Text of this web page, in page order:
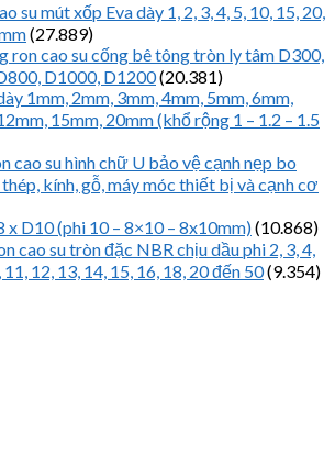
su mút xốp Eva dày 1, 2, 3, 4, 5, 10, 15, 20,
(27.889)
ron cao su cống bê tông tròn ly tâm D300,
D1000, D1200(20.381)
1mm, 2mm, 3mm, 4mm, 5mm, 6mm,
15mm, 20mm (khổ rộng 1 – 1.2 – 1.5
cao su hình chữ U bảo vệ cạnh nẹp bo
kính, gỗ, máy móc thiết bị và cạnh cơ
x D10 (phi 10 – 8×10 – 8x10mm)(10.868)
cao su tròn đặc NBR chịu dầu phi 2, 3, 4,
11, 12, 13, 14, 15, 16, 18, 20 đến 50(9.354)